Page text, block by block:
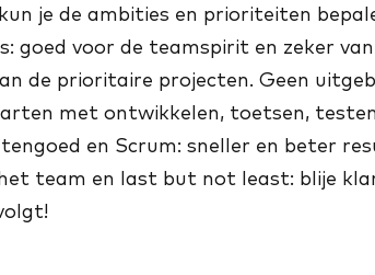
je de ambities en prioriteiten
voor de teamspirit en zeker
de prioritaire projecten. Geen
met ontwikkelen, toetsen,
en Scrum: sneller en beter
team en last but not least: blije